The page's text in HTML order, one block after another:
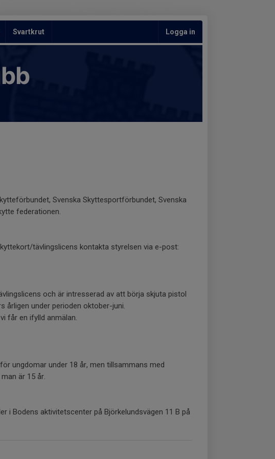
Svartkrut Logga in
Svenska Skyttesportförbundet, Svenska
federationen.
tävlingslicens kontakta styrelsen via e-post:
och är intresserad av att börja skjuta pistol
årligen under perioden oktober-juni.
får en ifylld anmälan.
ungdomar under 18 år, men tillsammans med
är 15 år.
i Bodens aktivitetscenter på Björkelundsvägen 11 B på